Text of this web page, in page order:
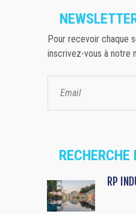
Pour recevoir chaque
inscrivez-vous à notre
RP